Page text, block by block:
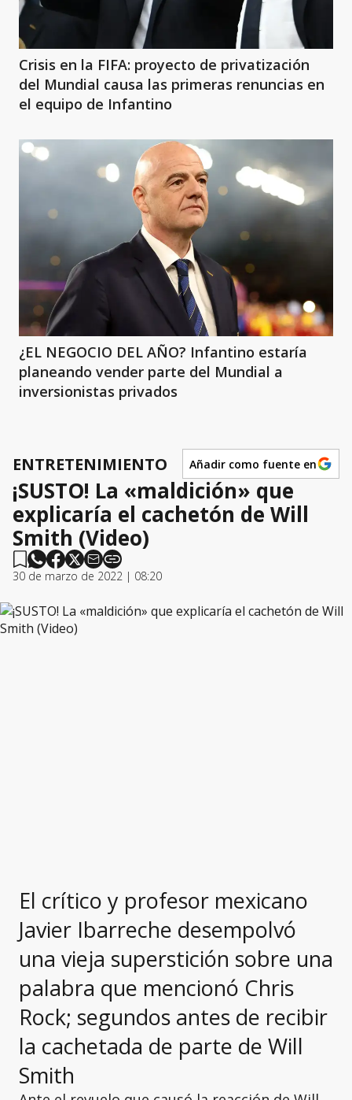
Crisis en la FIFA: proyecto de privatización
del Mundial causa las primeras renuncias en
el equipo de Infantino
¿EL NEGOCIO DEL AÑO? Infantino estaría
planeando vender parte del Mundial a
inversionistas privados
ENTRETENIMIENTO Añadir como fuente en
¡SUSTO! La «maldición» que
explicaría el cachetón de Will
Smith (Video)
30 de marzo de 2022 | 08:20
El crítico y profesor mexicano
Javier Ibarreche desempolvó
una vieja superstición sobre una
palabra que mencionó Chris
Rock; segundos antes de recibir
la cachetada de parte de Will
Smith